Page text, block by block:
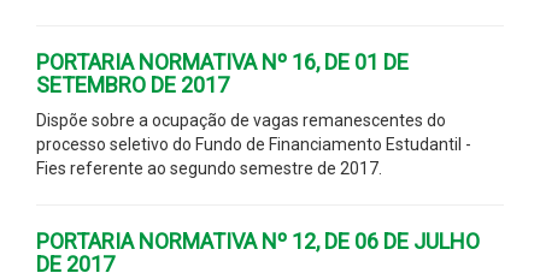
PORTARIA NORMATIVA Nº 16, DE 01 DE
SETEMBRO DE 2017
Dispõe sobre a ocupação de vagas remanescentes do
processo seletivo do Fundo de Financiamento Estudantil -
Fies referente ao segundo semestre de 2017.
PORTARIA NORMATIVA Nº 12, DE 06 DE JULHO
DE 2017